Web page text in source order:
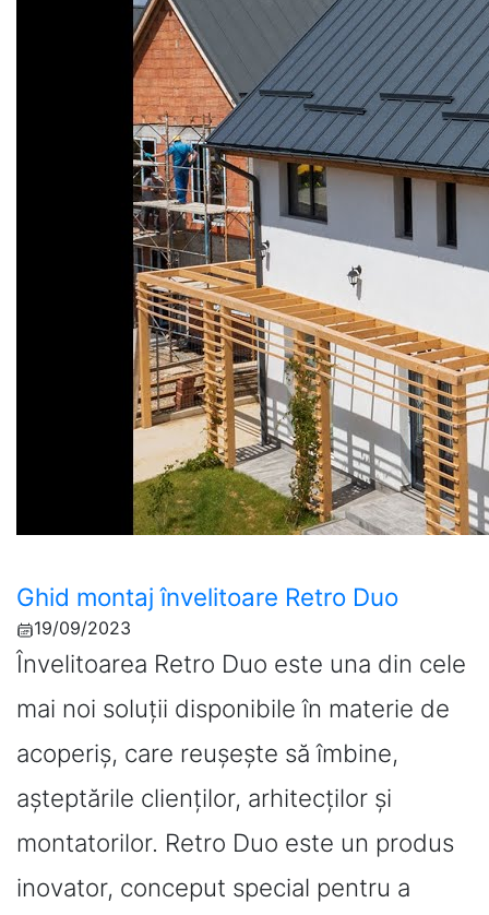
Ghid montaj învelitoare Retro Duo
19/09/2023
Învelitoarea Retro Duo este una din cele
mai noi soluții disponibile în materie de
acoperiș, care reușește să îmbine,
așteptările clienților, arhitecților și
montatorilor. Retro Duo este un produs
inovator, conceput special pentru a